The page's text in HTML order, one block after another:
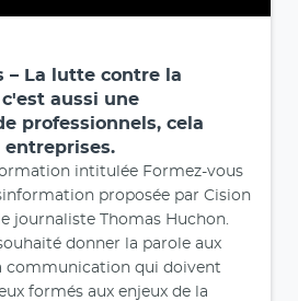
– La lutte contre la
aussi une
professionnels, cela
entreprises.
intitulée Formez-vous
proposée par Cision
journaliste Thomas Huchon.
donner la parole aux
communication qui doivent
formés aux enjeux de la